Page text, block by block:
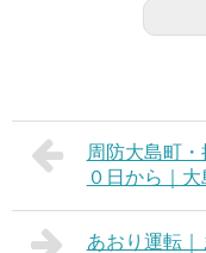
周防大島町
０日から｜
あおり運転